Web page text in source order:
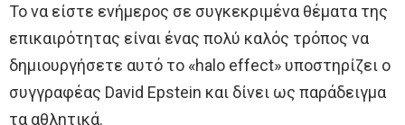
Το να είστε ενήμερος σε συγκεκριμένα θέματα της
επικαιρότητας είναι ένας πολύ καλός τρόπος να
δημιουργήσετε αυτό το «halo effect» υποστηρίζει ο
συγγραφέας David Epstein και δίνει ως παράδειγμα
τα αθλητικά.